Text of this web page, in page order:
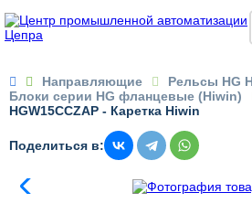
 Направляющие
Рельсы HG
Блоки серии HG фланцевые (Hiwin)
HGW15CCZAP - Каретка Hiwin
Поделиться в: